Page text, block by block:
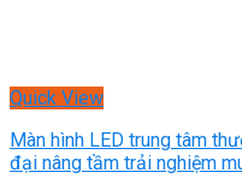
Quick View
Màn hình LED trung tâm
đại nâng tầm trải nghiệm